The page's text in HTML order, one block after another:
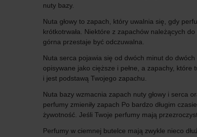
nuty bazy.
Nuta głowy to zapach, który uwalnia się, gdy
krótkotrwała. Niektóre z zapachów należących
górna przestaje być odczuwalna.
Nuta serca pojawia się od dwóch minut do
opisywane jako cięższe i pełne, a zapachy,
i jest podstawą Twojego zapachu.
Nuta bazy wzmacnia zapach nuty głowy i serca
perfumy zmieniły zapach Po bardzo długim
żywotność. Jeśli Twoje perfumy mają
Perfumy w ciemnej butelce mają zwykle nieco